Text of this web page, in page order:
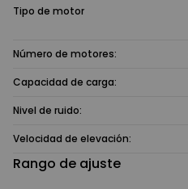
Tipo de motor
Número de motores:
Capacidad de carga:
Nivel de ruido:
Velocidad de elevación:
Rango de ajuste